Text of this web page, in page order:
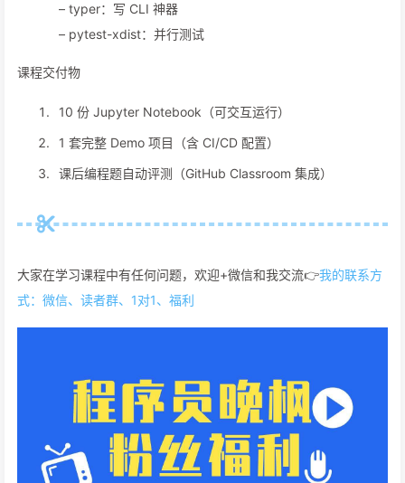
– typer：写 CLI 神器
– pytest-xdist：并行测试
课程交付物
10 份 Jupyter Notebook（可交互运行）
1 套完整 Demo 项目（含 CI/CD 配置）
课后编程题自动评测（GitHub Classroom 集成）
大家在学习课程中有任何问题，欢迎+微信和我交流👉我的联系方
式：微信、读者群、1对1、福利